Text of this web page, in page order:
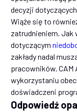
decyzji
Wiąże się to
zatrudnieniem. Jak
dotyczącym
zakłady nadal
pracowników. CAM
wykorzystaniu
doświadczeni
Odpowiedź